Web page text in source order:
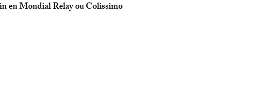
en Mondial Relay ou Colissimo